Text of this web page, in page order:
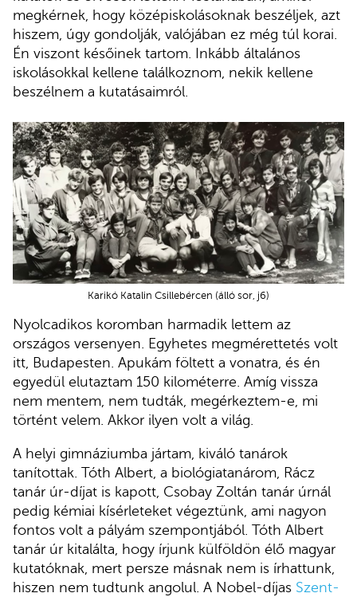
megkérnek, hogy középiskolásoknak beszéljek, azt
hiszem, úgy gondolják, valójában ez még túl korai.
Én viszont későinek tartom. Inkább általános
iskolásokkal kellene találkoznom, nekik kellene
beszélnem a kutatásaimról.
Karikó Katalin Csillebércen (álló sor, j6)
Nyolcadikos koromban harmadik lettem az
országos versenyen. Egyhetes megmérettetés volt
itt, Budapesten. Apukám föltett a vonatra, és én
egyedül elutaztam 150 kilométerre. Amíg vissza
nem mentem, nem tudták, megérkeztem-e, mi
történt velem. Akkor ilyen volt a világ.
A helyi gimnáziumba jártam, kiváló tanárok
tanítottak. Tóth Albert, a biológiatanárom, Rácz
tanár úr-díjat is kapott, Csobay Zoltán tanár úrnál
pedig kémiai kísérleteket végeztünk, ami nagyon
fontos volt a pályám szempontjából. Tóth Albert
tanár úr kitalálta, hogy írjunk külföldön élő magyar
kutatóknak, mert persze másnak nem is írhattunk,
hiszen nem tudtunk angolul. A Nobel-díjas Szent-